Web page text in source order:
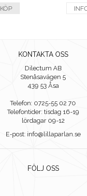
KÖP
KONTAKTA OSS
Dilectum AB
Stenåsavägen 5
439 53 Åsa
Telefon: 0725-55 02 70
Telefontider: tisdag 16-19
lördagar 09-12
E-post: info@lillaparlan.se
FÖLJ OSS